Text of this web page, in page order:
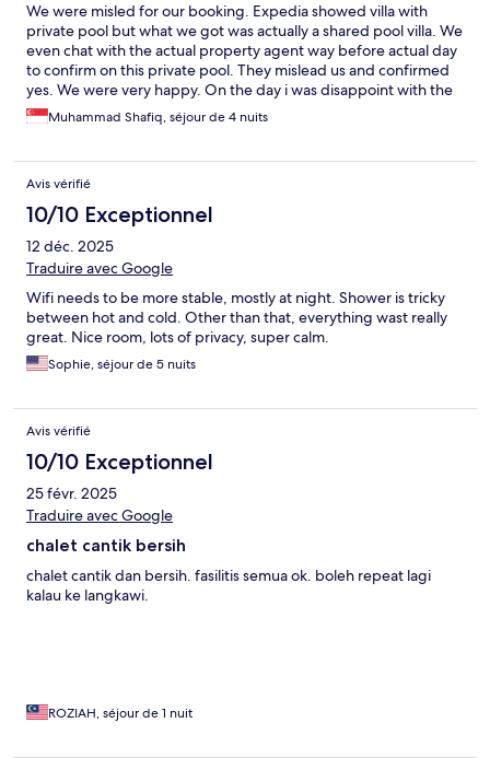
We were misled for our booking. Expedia showed villa with
private pool but what we got was actually a shared pool villa. We
even chat with the actual property agent way before actual day
to confirm on this private pool. They mislead us and confirmed
yes. We were very happy. On the day i was disappoint with the
actual shared pool villa arrangement. Also my plan to suprise my
wife was ruinedd because of this complacency and lack of
pregnancy and i have to make her sad instead. Very messy. We
were made to wait under the hot sun for quite awhile. While the
staffs were running back and forth to settle scores. In the end,
we had to top up money for our planned private pool villa. Also
the food they offered was way very pricey and limited. A simple
float breakfast setup for a 120rm?! We had to resort to grabfood
inconvenient. Never again. The price of stay for this foudn
mansion could easily match up to 5 star shangri-la or even
parkroyal hotel. Ridiculous. Please revise your pricing. Also your
menu and room selections, make it clear of the naming. Do not
concrete with the photos and details!
Muhammad Shafiq, séjour de 4 nuits
Avis vérifié
10/10 Exceptionnel
12 déc. 2025
Traduire avec Google
Wifi needs to be more stable, mostly at night. Shower is tricky
between hot and cold. Other than that, everything wast really
great. Nice room, lots of privacy, super calm.
Sophie, séjour de 5 nuits
Avis vérifié
10/10 Exceptionnel
25 févr. 2025
Traduire avec Google
chalet cantik bersih
chalet cantik dan bersih. fasilitis semua ok. boleh repeat lagi
kalau ke langkawi.
ROZIAH, séjour de 1 nuit